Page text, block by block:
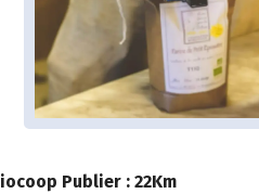
Publier : 22Km